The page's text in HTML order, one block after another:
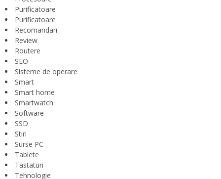
Purificatoare
Purificatoare
Recomandari
Review
Routere
SEO
Sisteme de operare
Smart
Smart home
Smartwatch
Software
SSD
Stiri
Surse PC
Tablete
Tastaturi
Tehnologie